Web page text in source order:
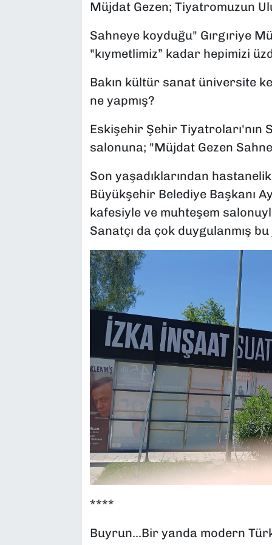
Müjdat Gezen; Tiyatromuzun
Sahneye koyduğu" Gırgıriye
"kıymetlimiz” kadar hepimizi
Bakın kültür sanat üniversite
ne yapmış?
Eskişehir Şehir Tiyatroları'nın
salonuna; "Müjdat Gezen
Son yaşadıklarından
Büyükşehir Belediye Başkanı
kafesiyle ve muhteşem
Sanatçı da çok duygulanmış
****
Buyrun...Bir yanda modern